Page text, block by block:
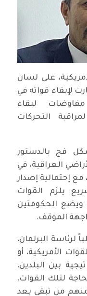
على لسان
لإبقاء قواته في
مفاوضات لبقاء
التحركات
فج بالدستور
العراقية، في
إحتمالية إصدار
يلزم القوات
ويضع الحكومتين
الموقف.
لرئاسة البرلمان،
الأمريكية، أو
بين البلدين،
لتلك القوات،
5400 جندي، منهم من تبقى بعد